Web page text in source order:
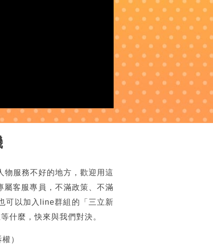
物服務不好的地方，歡迎用這
客服專員，不滿政策、不滿
可以加入line群組的「三立新
什麼，快來與我們對決。
）